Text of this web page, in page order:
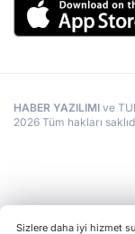
HABER YAZILIMI ve
2026 Tüm hakları
Sizlere daha iyi hizmet